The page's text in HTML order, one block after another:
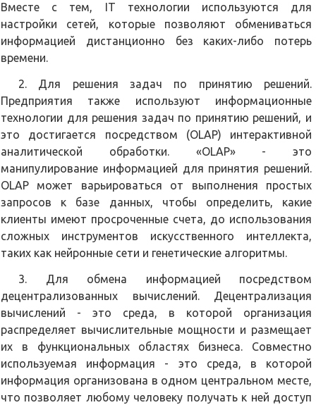
Вместе с тем, IT технологии используются для
настройки сетей, которые позволяют обмениваться
информацией дистанционно без каких-либо потерь
времени.
2. Для решения задач по принятию решений.
Предприятия также используют информационные
технологии для решения задач по принятию решений, и
это достигается посредством (OLAP) интерактивной
аналитической обработки. «OLAP» - это
манипулирование информацией для принятия решений.
OLAP может варьироваться от выполнения простых
запросов к базе данных, чтобы определить, какие
клиенты имеют просроченные счета, до использования
сложных инструментов искусственного интеллекта,
таких как нейронные сети и генетические алгоритмы.
3. Для обмена информацией посредством
децентрализованных вычислений. Децентрализация
вычислений - это среда, в которой организация
распределяет вычислительные мощности и размещает
их в функциональных областях бизнеса. Совместно
используемая информация - это среда, в которой
информация организована в одном центральном месте,
что позволяет любому человеку получать к ней доступ